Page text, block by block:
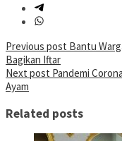
Post
navigation
Previous post Bantu
Bagikan Iftar
Next post Pandemi
Ayam
Related posts